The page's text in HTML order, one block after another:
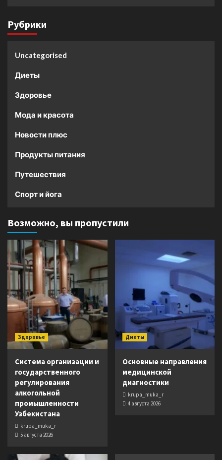
Рубрики
Uncategorised
Диеты
Здоровье
Мода и красота
Новости плюс
Продукты питания
Путешествия
Спорт и йога
Возможно, вы пропустили
Здоровье
Система организации и
государственного
регулирования
алкогольной
промышленности
Узбекистана
krupa_muka_r
5 августа 2026
Диеты
Основные направления
медицинской
диагностики
krupa_muka_r
4 августа 2026